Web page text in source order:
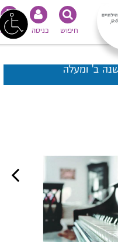
נגישות כניסה חיפוש
ב' ומעלה